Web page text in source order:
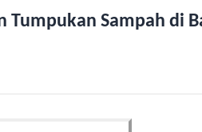
Tumpukan Sampah di